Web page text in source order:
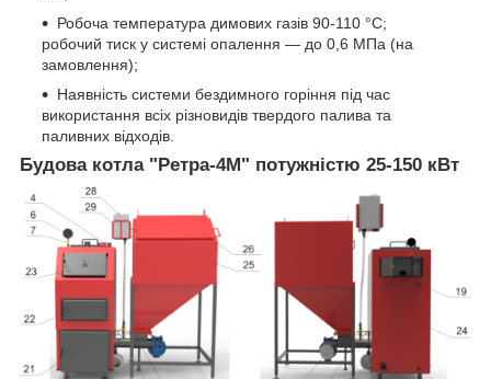
Робоча температура димових газів 90-110 °C;
робочий тиск у системі опалення — до 0,6 МПа (на
замовлення);
Наявність системи бездимного горіння під час
використання всіх різновидів твердого палива та
паливних відходів.
Будова котла "Ретра-4М" потужністю 25-150 кВт